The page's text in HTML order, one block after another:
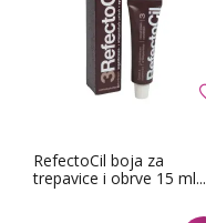
RefectoCil boja za
trepavice i obrve 15 ml...